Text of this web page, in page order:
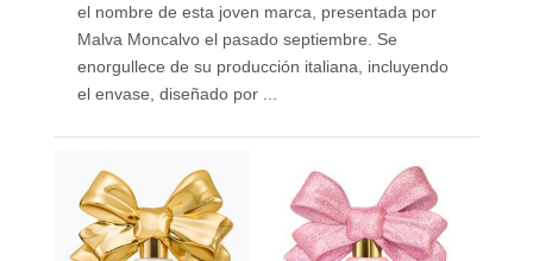
el nombre de esta joven marca, presentada por
Malva Moncalvo el pasado septiembre. Se
enorgullece de su producción italiana, incluyendo
el envase, diseñado por ...